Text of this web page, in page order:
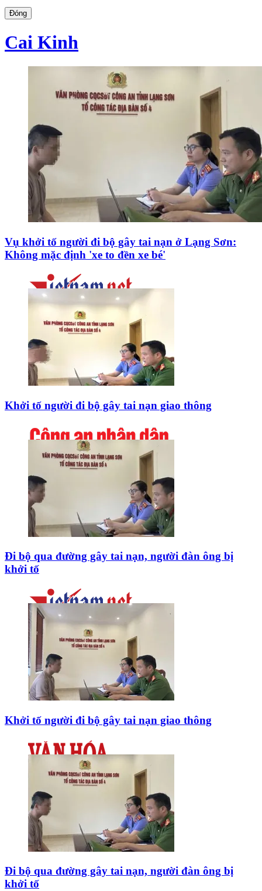
Đóng
Cai Kinh
Vụ khởi tố người đi bộ gây tai nạn ở Lạng Sơn:
Không mặc định 'xe to đền xe bé'
Khởi tố người đi bộ gây tai nạn giao thông
Đi bộ qua đường gây tai nạn, người đàn ông bị
khởi tố
Khởi tố người đi bộ gây tai nạn giao thông
Đi bộ qua đường gây tai nạn, người đàn ông bị
khởi tố